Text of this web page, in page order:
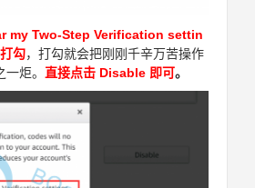
my Two-Step Verification settin
勾，打勾就会把刚刚千辛万苦操作
炬。 直接点击 Disable 即可。